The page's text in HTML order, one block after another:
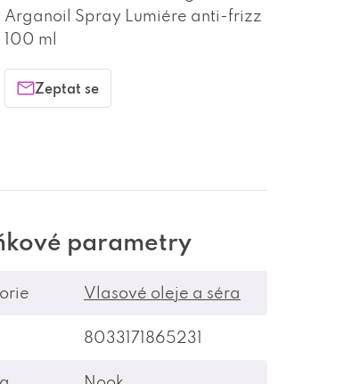
Arganoil Spray Lumiére anti-frizz
100 ml
Zeptat se
parametry
Vlasové oleje a séra
8033171865231